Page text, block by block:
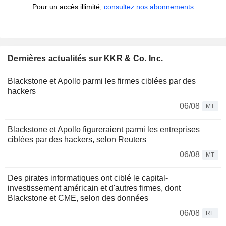
Pour un accès illimité, consultez nos abonnements
Dernières actualités sur KKR & Co. Inc.
Blackstone et Apollo parmi les firmes ciblées par des
hackers
06/08
MT
Blackstone et Apollo figureraient parmi les entreprises
ciblées par des hackers, selon Reuters
06/08
MT
Des pirates informatiques ont ciblé le capital-
investissement américain et d'autres firmes, dont
Blackstone et CME, selon des données
06/08
RE